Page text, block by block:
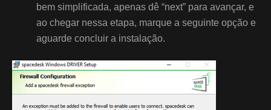
bem simplificada, apenas dê “next” para avançar, e
ao chegar nessa etapa, marque a seguinte opção e
aguarde concluir a instalação.